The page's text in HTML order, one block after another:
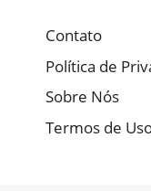
Contato
Política de
Sobre Nós
Termos de